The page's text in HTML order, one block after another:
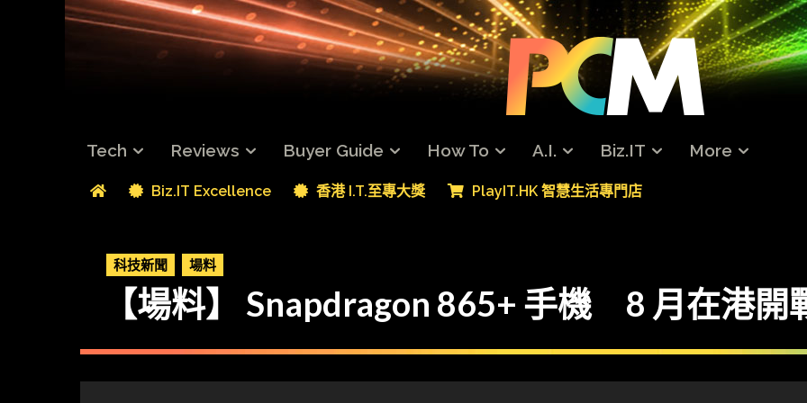
Tech Reviews Buyer Guide How To A.I. Biz.IT More
Biz.IT Excellence 香港 I.T.至專大獎 PlayIT.HK 智慧生活專門店
科技新聞 場料
【場料】 Snapdragon 865+ 手機 8 月在港開